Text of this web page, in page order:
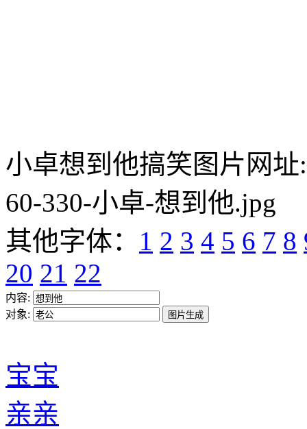
小卓想到他搞笑图片网址
60-330-小卓-想到他.jpg
其他字体： 1 2 3 4 5 6 7 8
20 21 22
内容:
对象:
宝宝
亲亲